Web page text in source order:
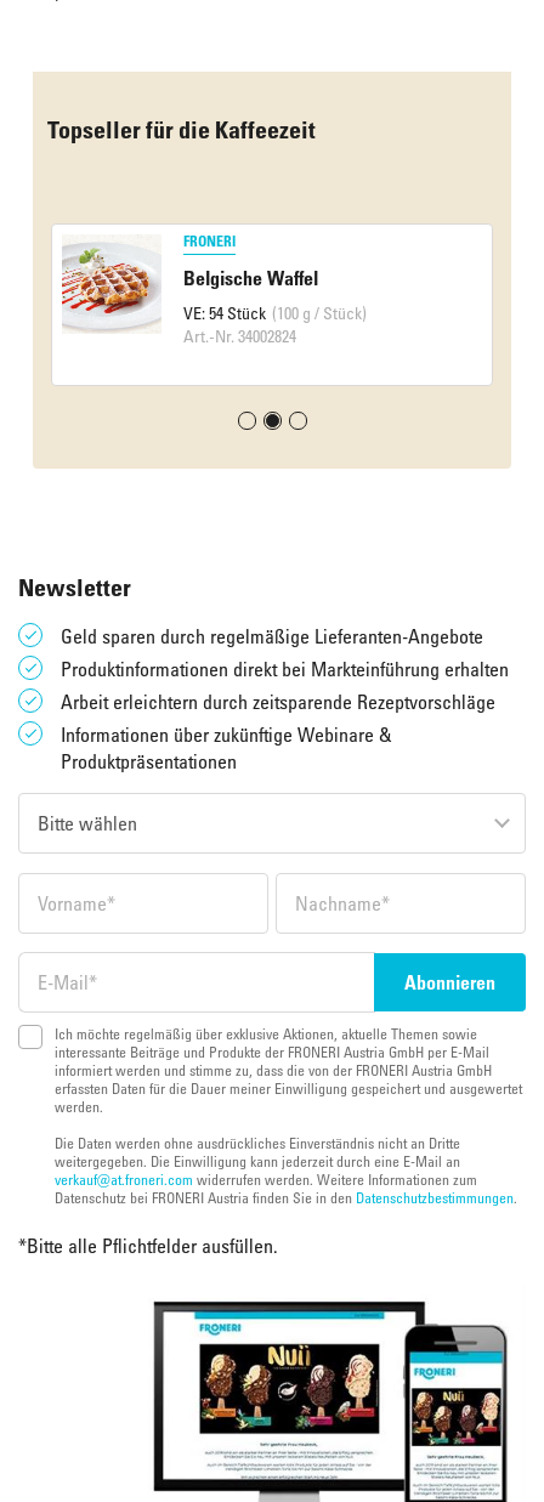
Topseller für die Kaffeezeit
FRONERI
Belgische Waffel
VE: 54 Stück (100 g / Stück)
Art.-Nr. 34002824
Newsletter
Geld sparen durch regelmäßige Lieferanten-Angebote
Produktinformationen direkt bei Markteinführung erhalten
Arbeit erleichtern durch zeitsparende Rezeptvorschläge
Informationen über zukünftige Webinare &
Produktpräsentationen
Ich möchte regelmäßig über exklusive Aktionen, aktuelle Themen sowie
interessante Beiträge und Produkte der FRONERI Austria GmbH per E-Mail
informiert werden und stimme zu, dass die von der FRONERI Austria GmbH
erfassten Daten für die Dauer meiner Einwilligung gespeichert und ausgewertet
werden.
Die Daten werden ohne ausdrückliches Einverständnis nicht an Dritte
weitergegeben. Die Einwilligung kann jederzeit durch eine E-Mail an
verkauf@at.froneri.com widerrufen werden. Weitere Informationen zum
Datenschutz bei FRONERI Austria finden Sie in den Datenschutzbestimmungen.
*Bitte alle Pflichtfelder ausfüllen.